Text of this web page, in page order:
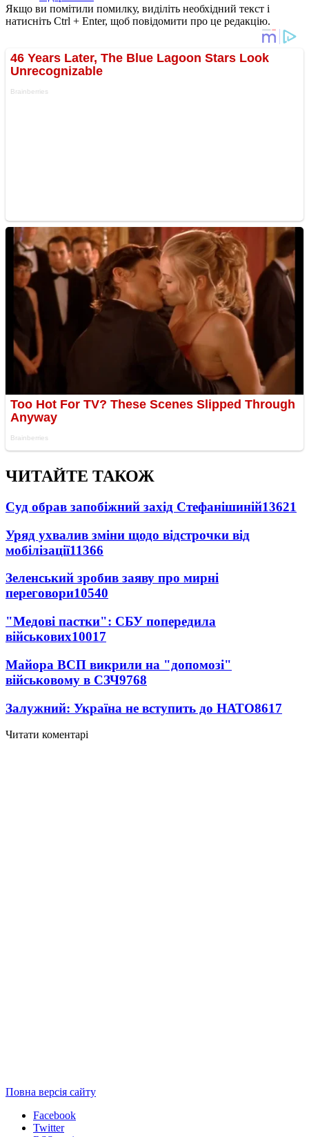
Якщо ви помітили помилку, виділіть необхідний текст і
натисніть Ctrl + Enter, щоб повідомити про це редакцію.
ЧИТАЙТЕ ТАКОЖ
Суд обрав запобіжний захід Стефанішиній13621
Уряд ухвалив зміни щодо відстрочки від
мобілізації11366
Зеленський зробив заяву про мирні
переговори10540
"Медові пастки": СБУ попередила
військових10017
Майора ВСП викрили на "допомозі"
військовому в СЗЧ9768
Залужний: Україна не вступить до НАТО8617
Читати коментарі
Повна версія сайту
Facebook
Twitter